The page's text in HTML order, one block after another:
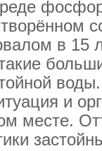
в 15
и
месте.